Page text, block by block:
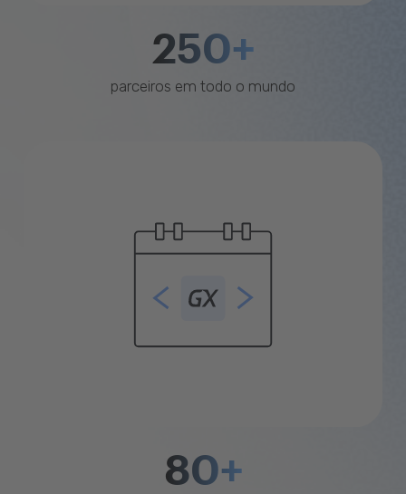
250+
parceiros em todo o mundo
80+